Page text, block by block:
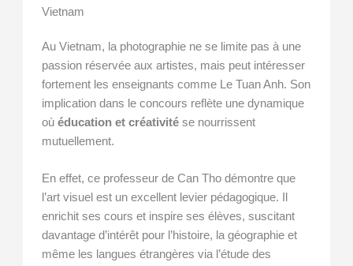
Vietnam
Au Vietnam, la photographie ne se limite pas à une
passion réservée aux artistes, mais peut intéresser
fortement les enseignants comme Le Tuan Anh. Son
implication dans le concours reflète une dynamique
oùéducation et créativité se nourrissent
mutuellement.
En effet, ce professeur de Can Tho démontre que
l’art visuel est un excellent levier pédagogique. Il
enrichit ses cours et inspire ses élèves, suscitant
davantage d’intérêt pour l’histoire, la géographie et
même les langues étrangères via l’étude des